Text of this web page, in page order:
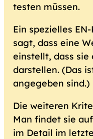
testen müssen.
Ein spezielles
sagt, dass eine
einstellt, dass sie
darstellen. (Das
angegeben sind.)
Die weiteren
Man findet sie
im Detail im